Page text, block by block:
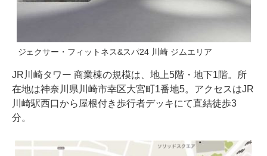
ジェクサー・フィットネス&スパ24 川崎 ジムエリア
JR川崎タワー 商業棟の規模は、地上5階・地下1階。所
在地は神奈川県川崎市幸区大宮町1番地5。アクセスはJR
川崎駅西口から屋根付き歩行者デッキにて直結徒歩3
分。